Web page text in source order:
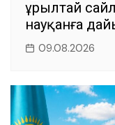
Құрылтай
науқанға
09.08.2026